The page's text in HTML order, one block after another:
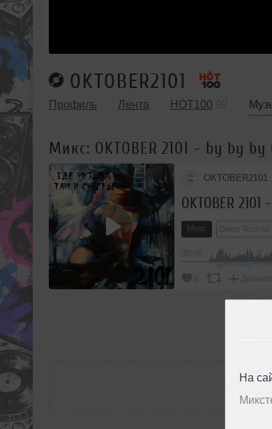
На
OKTOBER2101
Профиль Лента HOT100
Микс: OKTOBER 2101 - by by by
OKTOBER2101
OKTOBER
Микс Deep Techno
6